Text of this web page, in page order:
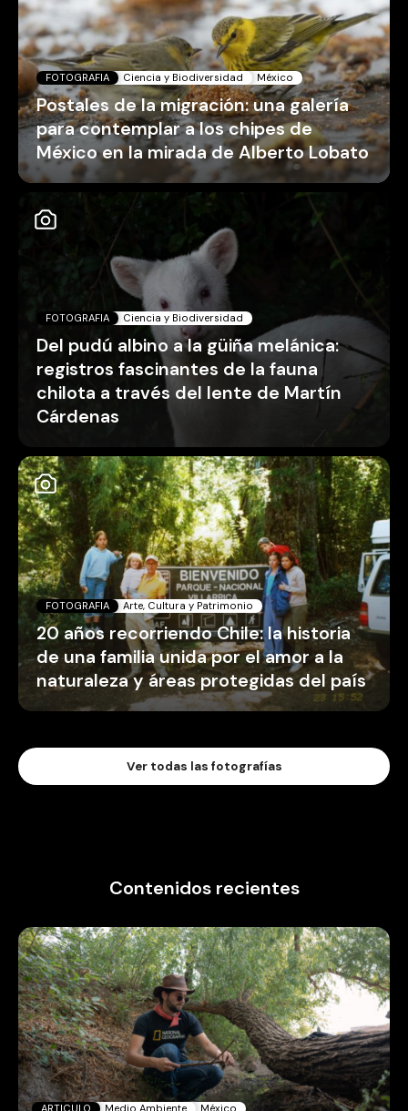
FOTOGRAFIA Ciencia y Biodiversidad México
Postales de la migración: una galería
para contemplar a los chipes de
México en la mirada de Alberto Lobato
FOTOGRAFIA Ciencia y Biodiversidad
Del pudú albino a la güiña melánica:
registros fascinantes de la fauna
chilota a través del lente de Martín
Cárdenas
FOTOGRAFIA Arte, Cultura y Patrimonio
20 años recorriendo Chile: la historia
de una familia unida por el amor a la
naturaleza y áreas protegidas del país
Ver todas las fotografías
Contenidos recientes
ARTICULO Medio Ambiente México